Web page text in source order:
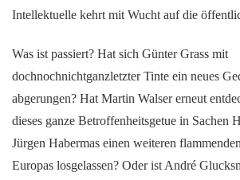
Intellektuelle kehrt mit Wucht auf die
Was ist passiert? Hat sich Günter Grass mit
dochnochnichtganzletzter Tinte ein neues
abgerungen? Hat Martin Walser erneut
dieses ganze Betroffenheitsgetue in Sachen
Jürgen Habermas einen weiteren
Europas losgelassen? Oder ist André